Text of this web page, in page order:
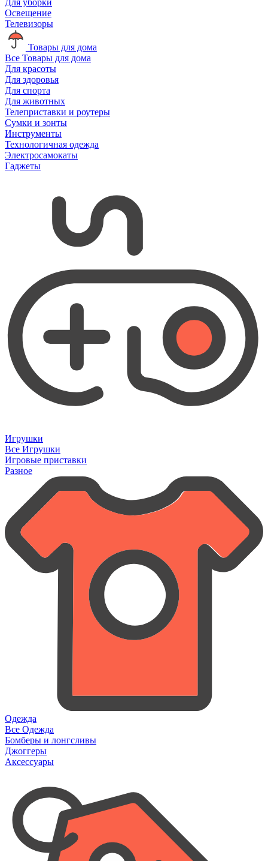
Освещение
Телевизоры
Товары для дома
Все Товары для дома
Для красоты
Для здоровья
Для спорта
Для животных
Телеприставки и роутеры
Сумки и зонты
Инструменты
Технологичная одежда
Электросамокаты
Гаджеты
Игрушки
Все Игрушки
Игровые приставки
Разное
Одежда
Все Одежда
Бомберы и лонгсливы
Джоггеры
Аксессуары